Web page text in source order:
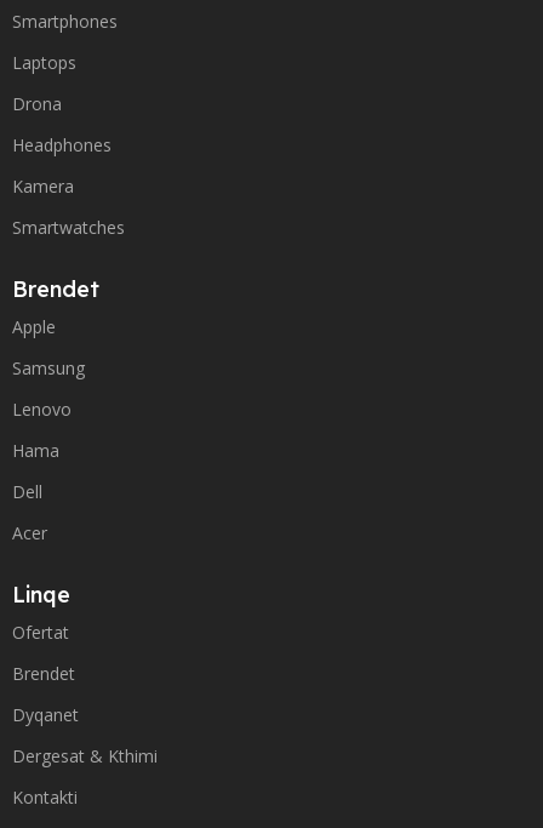
Smartphones
Laptops
Drona
Headphones
Kamera
Smartwatches
Brendet
Apple
Samsung
Lenovo
Hama
Dell
Acer
Linqe
Ofertat
Brendet
Dyqanet
Dergesat & Kthimi
Kontakti